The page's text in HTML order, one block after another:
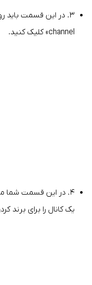
channel» کلیک کنید.
۴. در این قسمت شما
یک کانال را برای برند